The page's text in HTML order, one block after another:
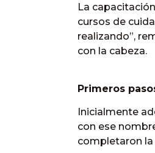
La
cursos de
realizando”,
con la cabeza.
Primeros
Inicialmente
con ese
completaron